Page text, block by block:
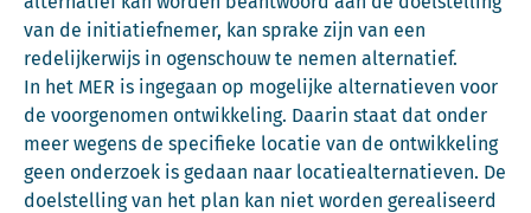
van de initiatiefnemer, kan sprake zijn van een
redelijkerwijs in ogenschouw te nemen alternatief.
In het MER is ingegaan op mogelijke alternatieven voor
de voorgenomen ontwikkeling. Daarin staat dat onder
meer wegens de specifieke locatie van de ontwikkeling
geen onderzoek is gedaan naar locatiealternatieven. De
doelstelling van het plan kan niet worden gerealiseerd